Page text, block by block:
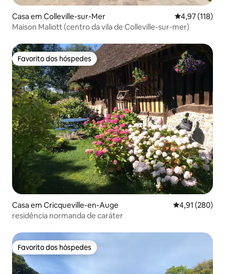
Casa em Colleville-sur-Mer Classificação
4,97 (118)
Maison Maliott (centro da vila de Colleville-sur-mer)
Favorito dos hóspedes
Favorito dos hóspedes
Casa em Cricqueville-en-Auge Classificação
4,91 (280)
residência normanda de caráter
Favorito dos hóspedes
Favorito dos hóspedes